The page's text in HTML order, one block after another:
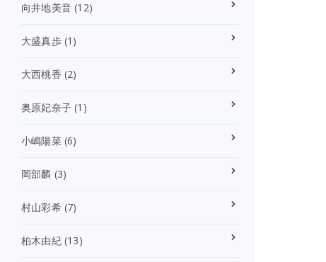
向井地美音 (12)
大盛真歩(1)
大西桃香 (2)
奥原妃奈子 (1)
小嶋陽菜(6)
岡部麟 (3)
村山彩希(7)
柏木由紀(13)